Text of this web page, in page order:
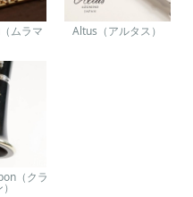
ムラマ Altus（アルタス）
（クラ